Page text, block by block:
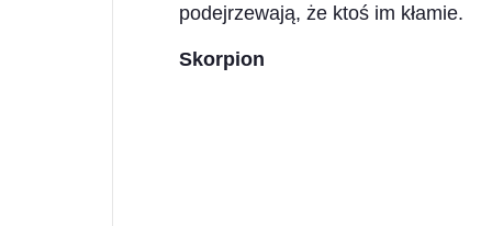
podejrzewają, że ktoś im kłamie.
Skorpion